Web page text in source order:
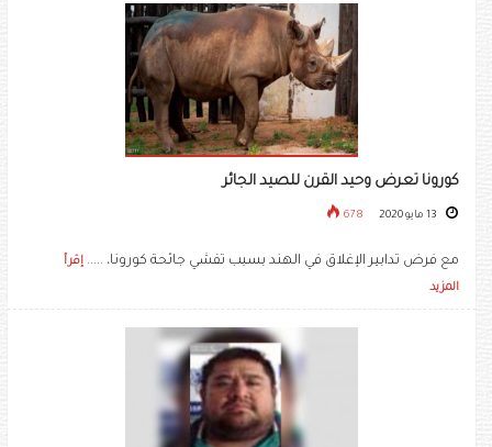
كورونا تعرض وحيد القرن للصيد الجائر
678
مع فرض تدابير الإغلاق في الهند بسبب تفشي جائحة كورونا، ..... إقرأ
المزيد